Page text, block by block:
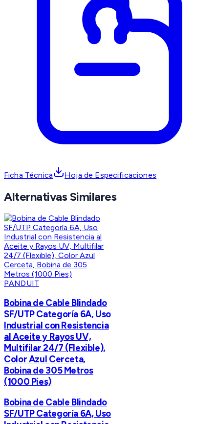
Ficha Técnica Hoja de Especificaciones
Alternativas Similares
PANDUIT
Bobina de Cable Blindado
SF/UTP Categoría 6A, Uso
Industrial con Resistencia
al Aceite y Rayos UV,
Multifilar 24/7 (Flexible),
Color Azul Cerceta,
Bobina de 305 Metros
(1000 Pies)
Bobina de Cable Blindado
SF/UTP Categoría 6A, Uso